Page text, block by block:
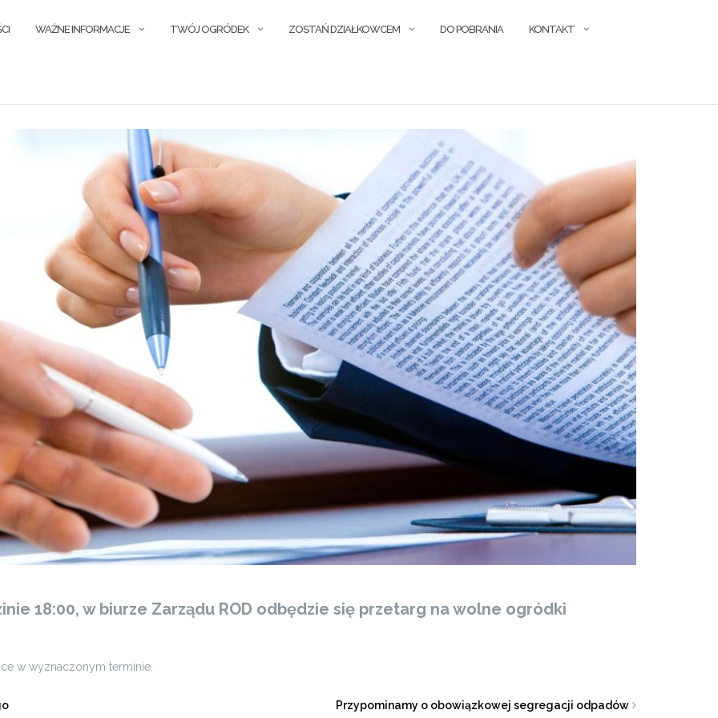
WAŻNE INFORMACJE TWÓJ OGRÓDEK ZOSTAŃ DZIAŁKOWCEM DO POBRANIA KONTAKT
18:00, w biurze Zarządu ROD odbędzie się przetarg na wolne ogródki
w wyznaczonym terminie.
Przypominamy o obowiązkowej segregacji odpadów